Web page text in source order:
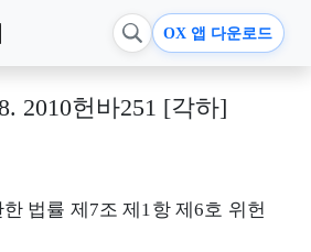
OX 앱 다운로드
2010헌바251 [각하]
법률 제7조 제1항 제6호 위헌